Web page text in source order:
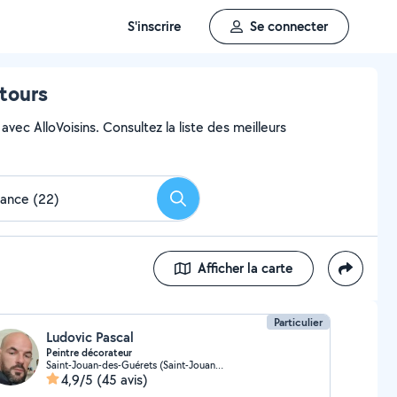
S'inscrire Se connecter
AlloVoisins. Consultez la liste des meilleurs
Rechercher
Afficher la carte
Particulier
Ludovic Pascal
Peintre décorateur
Saint-Jouan-des-Guérets (Saint-Jouan-des-Guérets)
4,9/5 (45 avis)